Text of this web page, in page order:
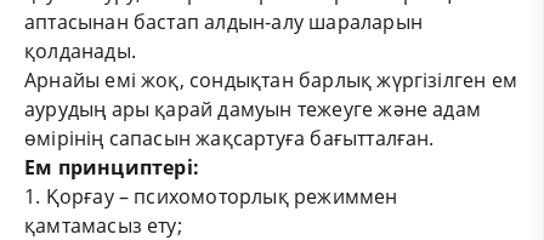
аптасынан бастап алдын-алу шараларын
қолданады.
Арнайы емі жоқ, сондықтан барлық жүргізілген ем
аурудың ары қарай дамуын тежеуге және адам
өмірінің сапасын жақсартуға бағытталған.
Ем принциптері:
1. Қорғау – психомоторлық режиммен
қамтамасыз ету;